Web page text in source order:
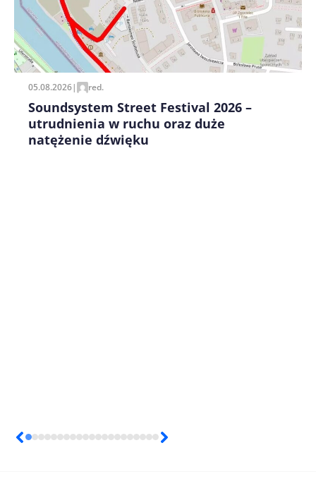
Zapamiętaj moje dane w tej przeglądarce podczas
pisania kolejnych komentarzy.
05.08.2026| red.
Soundsystem Street Festival 2026 –
utrudnienia w ruchu oraz duże
natężenie dźwięku